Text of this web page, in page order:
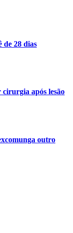
de 28 dias
após lesão
outro